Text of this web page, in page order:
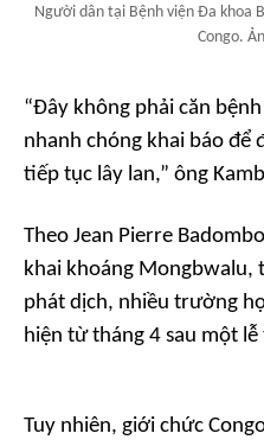
Người dân tại Bệnh viện Đa khoa
Congo.
“Đây không phải căn
nhanh chóng khai báo để
tiếp tục lây lan,” ông
Theo Jean Pierre
khai khoáng Mongbwalu,
phát dịch, nhiều trường
hiện từ tháng 4 sau một
Tuy nhiên, giới chức